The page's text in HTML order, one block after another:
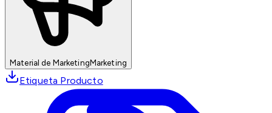
Material de MarketingMarketing
Etiqueta Producto